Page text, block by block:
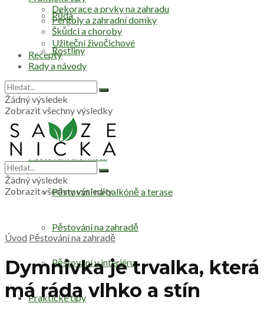
Půda
Rostliny
Zelenina
Pěstování dle místa
Pěstování na balkóně a terase
Pěstování na zahradě
Pěstování v interiéru
Praktické tipy
Dekorace a prvky na zahradu
Pergoly a zahradní domky
Škůdci a choroby
Užiteční živočichové
Recepty
Rady a návody
Žádný výsledek
Zobrazit všechny výsledky
Žádný výsledek
Zobrazit všechny výsledky
Úvod Pěstování na zahradě
Dymnivka je trvalka, která
má ráda vlhko a stín